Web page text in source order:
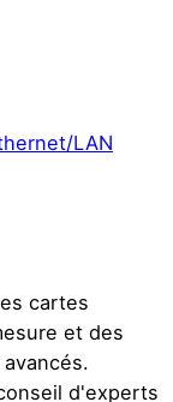
LAN
cartes
et des
d'experts